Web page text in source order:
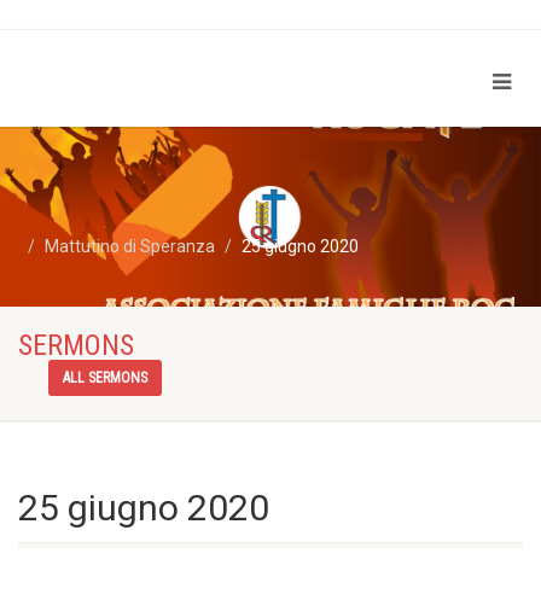
Mattutino di Speranza 25 giugno 2020
SERMONS
ALL SERMONS
25 giugno 2020